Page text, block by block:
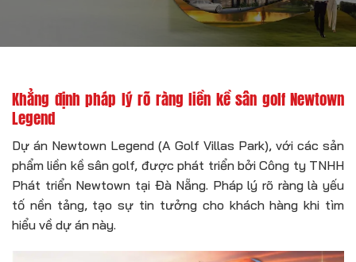
Khẳng định pháp lý rõ ràng liền kề sân golf Newtown
Legend
Dự án Newtown Legend (A Golf Villas Park), với các sản
phẩm liền kề sân golf, được phát triển bởi Công ty TNHH
Phát triển Newtown tại Đà Nẵng. Pháp lý rõ ràng là yếu
tố nền tảng, tạo sự tin tưởng cho khách hàng khi tìm
hiểu về dự án này.